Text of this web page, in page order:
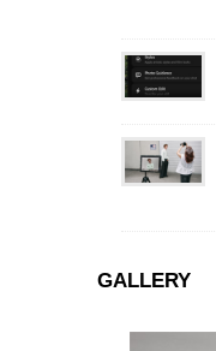
GALLERY